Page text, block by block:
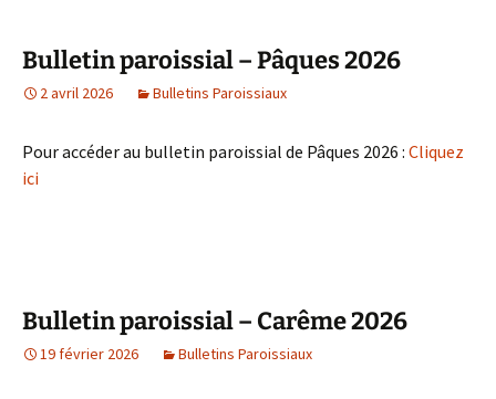
Bulletin paroissial – Pâques 2026
2 avril 2026 Bulletins Paroissiaux
Pour accéder au bulletin paroissial de Pâques 2026 : Cliquez
ici
Bulletin paroissial – Carême 2026
19 février 2026 Bulletins Paroissiaux